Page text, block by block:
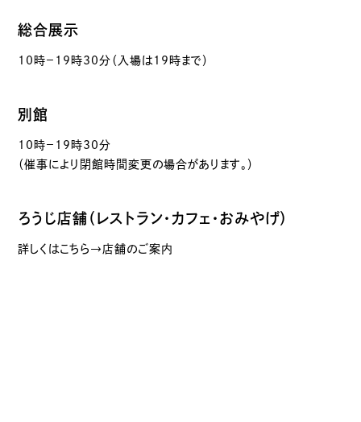
総合展示
10時－19時30分（入場は19時まで）
別館
10時－19時30分
（催事により閉館時間変更の場合があります。）
ろうじ店舗（レストラン・カフェ・おみやげ）
詳しくはこちら→店舗のご案内